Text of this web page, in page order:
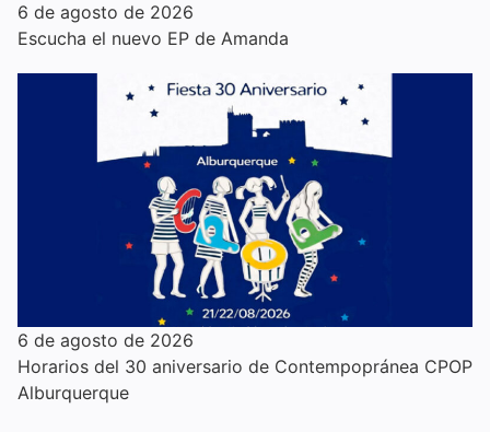
6 de agosto de 2026
Escucha el nuevo EP de Amanda
6 de agosto de 2026
Horarios del 30 aniversario de Contempopránea CPOP
Alburquerque